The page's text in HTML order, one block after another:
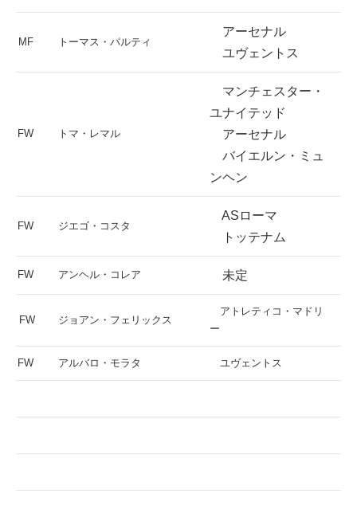
MF トーマス・パルティ
アーセナル
ユヴェントス
FW トマ・レマル
マンチェスター・
ユナイテッド
アーセナル
バイエルン・ミュ
ンヘン
FW ジエゴ・コスタ
ASローマ
トッテナム
FW アンヘル・コレア 未定
FW ジョアン・フェリックス
アトレティコ・マドリ
ー
FW アルバロ・モラタ ユヴェントス